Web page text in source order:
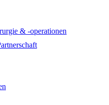
& -operationen